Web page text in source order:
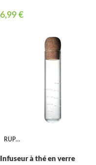
6,99 €
RUPTURE
Infuseur à thé en verre